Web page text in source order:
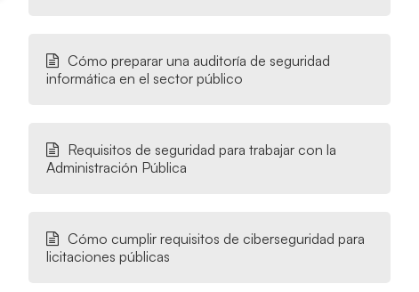
Cómo preparar una auditoría de seguridad
informática en el sector público
Requisitos de seguridad para trabajar con la
Administración Pública
Cómo cumplir requisitos de ciberseguridad para
licitaciones públicas